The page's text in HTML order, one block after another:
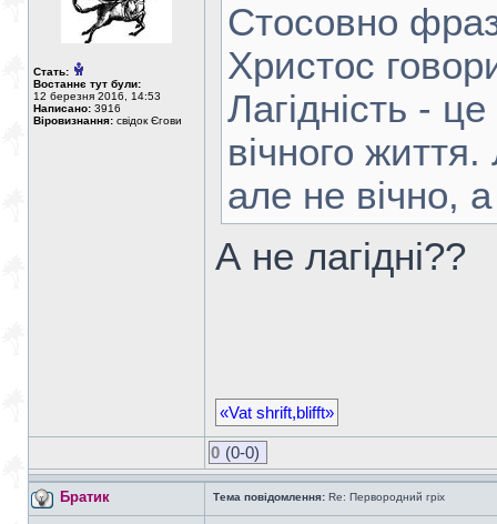
Стать:
Востаннє тут були:
12 березня 2016, 14:53
Написано: 3916
Віровизнання: свідок Єгови
Стосовно
Христос
Лагідність -
вічного
але не вічно,
А не лагідні??
«Vat shrift,blifft»
0 (0-0)
Братик Тема повідомлення: Re: Первородний гріх